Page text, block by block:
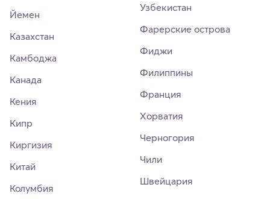
Йемен
Казахстан
Камбоджа
Канада
Кения
Кипр
Киргизия
Китай
Колумбия
Узбекистан
Фарерские острова
Фиджи
Филиппины
Франция
Хорватия
Черногория
Чили
Швейцария